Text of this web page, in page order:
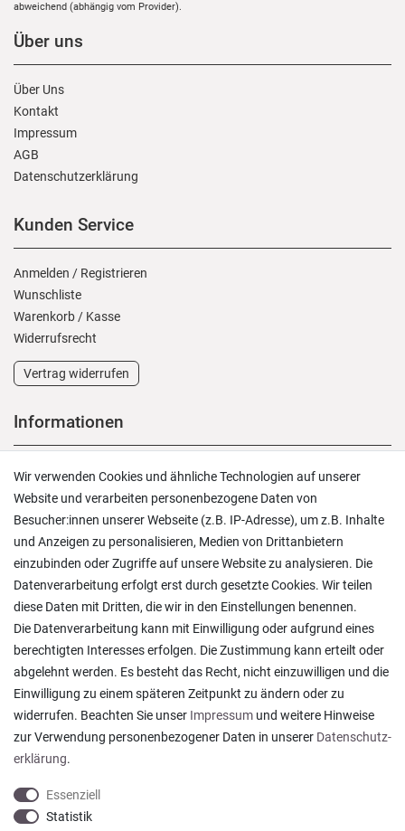
abweichend (abhängig vom Provider).
Über uns
Über Uns
Kontakt
Impressum
AGB
Daten­schutz­erklärung
Kunden Service
Anmelden / Registrieren
Wunschliste
Warenkorb/ Kasse
Widerrufs­recht
Vertrag widerrufen
Informationen
Versand und Zahlung
Rücksendungen
Lieferung in die Schweiz
Pflegesymbole
Lagerverkauf
Ratgeber & News
Ein einfach toller Service - prompte Lieferung und
sogar mit Pflegehinweis!
Datum der Veröffentlichung: 05.08.2026
Datum der Kauferfahrung: 29.07.2026
Wir verwenden Cookies und ähnliche Technologien auf unserer
Website und verarbeiten personenbezogene Daten von
Besucher:innen unserer Webseite (z.B. IP-Adresse), um z.B. Inhalte
und Anzeigen zu personalisieren, Medien von Drittanbietern
einzubinden oder Zugriffe auf unsere Website zu analysieren. Die
Datenverarbeitung erfolgt erst durch gesetzte Cookies. Wir teilen
diese Daten mit Dritten, die wir in den Einstellungen benennen.
Die Datenverarbeitung kann mit Einwilligung oder aufgrund eines
berechtigten Interesses erfolgen. Die Zustimmung kann erteilt oder
abgelehnt werden. Es besteht das Recht, nicht einzuwilligen und die
Einwilligung zu einem späteren Zeitpunkt zu ändern oder zu
widerrufen. Beachten Sie unser Impressum und weitere Hinweise
zur Verwendung personenbezogener Daten in unserer Daten­schutz­
erklärung.
Essenziell
Statistik